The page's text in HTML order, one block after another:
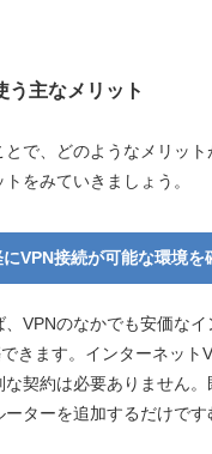
う主なメリット
で、どのようなメリット
をみていきましょう。
VPN接続が可能な環境を
VPNのなかでも安価な
きます。インターネット
契約は必要ありません
ターを追加するだけです